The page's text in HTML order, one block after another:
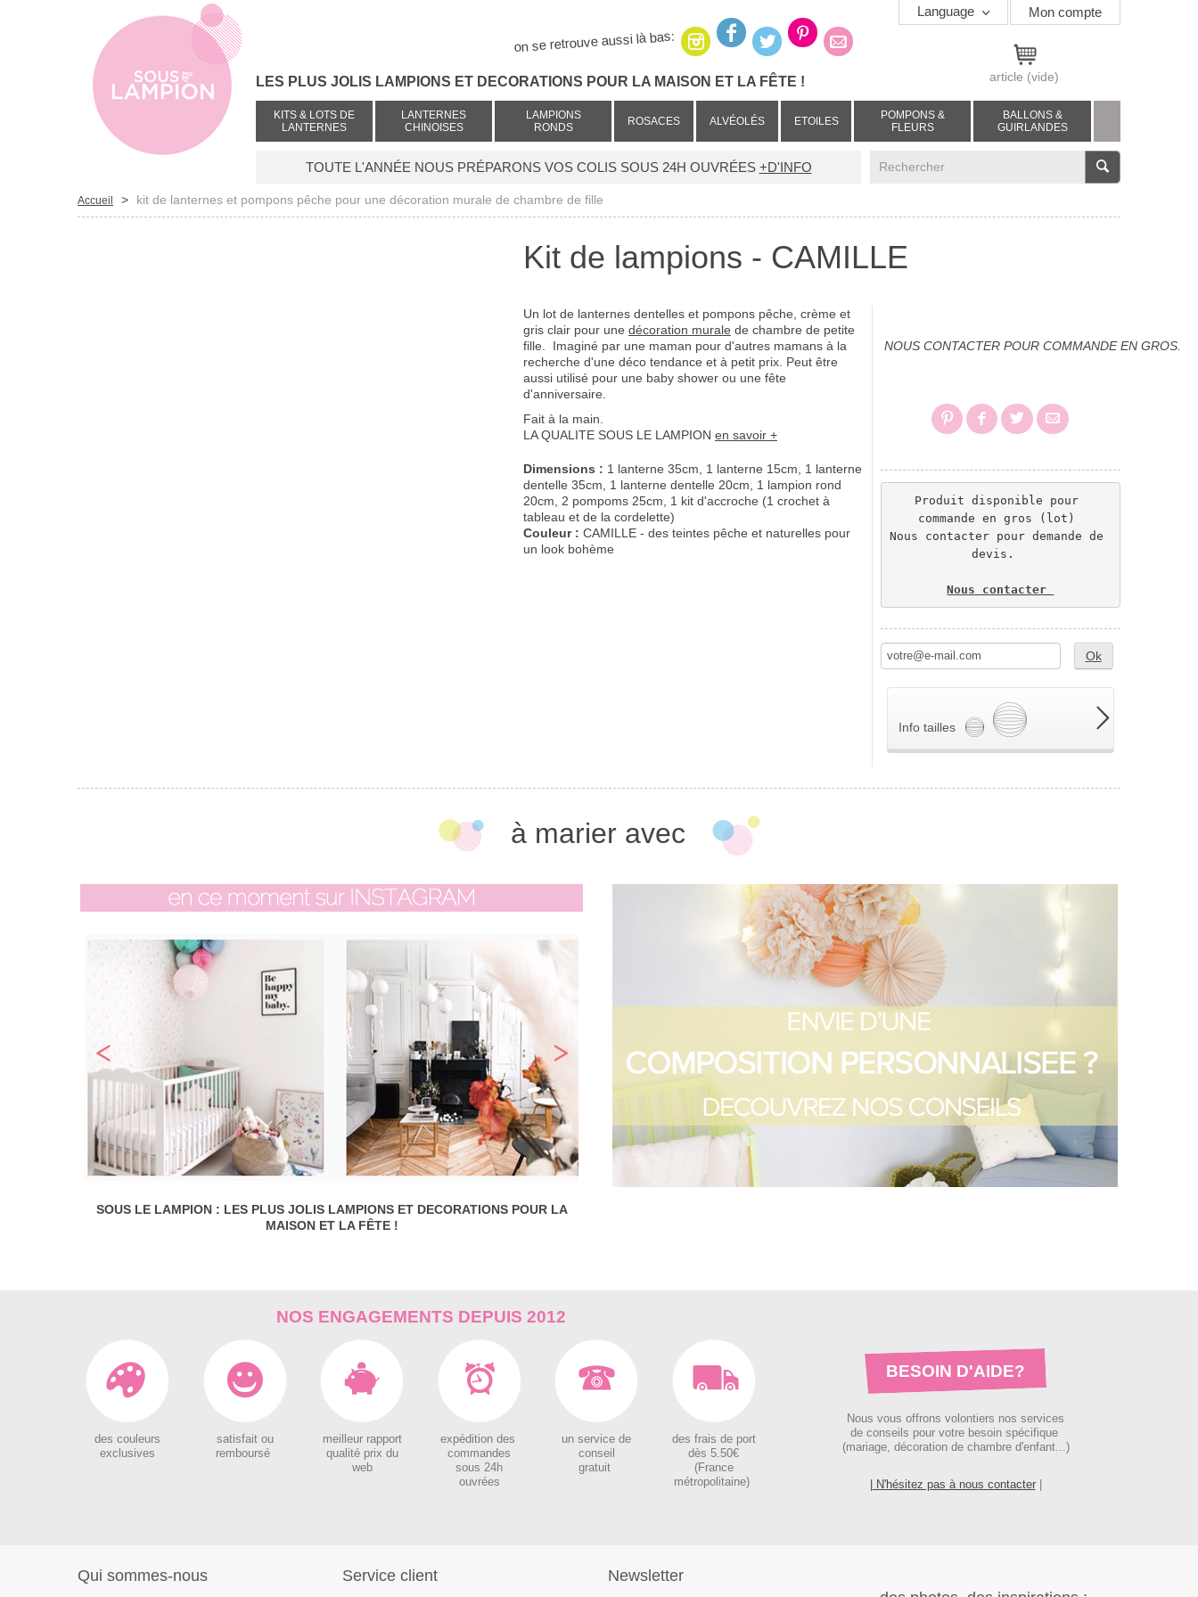
Mon compte
Language
on se retrouve aussi là bas:
LES PLUS JOLIS LAMPIONS ET DECORATIONS POUR LA MAISON ET LA FÊTE ! article (vide)
KITS & LOTS DE
LANTERNES
LANTERNES
CHINOISES
LAMPIONS
RONDS
ROSACES ALVÉOLÉS ETOILES
POMPONS &
FLEURS
BALLONS &
GUIRLANDES
TOUTE L'ANNÉE NOUS PRÉPARONS VOS COLIS SOUS 24H OUVRÉES +D'INFO V
Accueil > kit de lanternes et pompons pêche pour une décoration murale de chambre de fille
Kit de lampions - CAMILLE
Un lot de lanternes dentelles et pompons pêche, crème et
gris clair pour une décoration murale de chambre de petite
fille. Imaginé par une maman pour d'autres mamans à la
recherche d'une déco tendance et à petit prix. Peut être
aussi utilisé pour une baby shower ou une fête
d'anniversaire.
Fait à la main.
LA QUALITE SOUS LE LAMPION en savoir +
Dimensions : 1 lanterne 35cm, 1 lanterne 15cm, 1 lanterne
dentelle 35cm, 1 lanterne dentelle 20cm, 1 lampion rond
20cm, 2 pompoms 25cm, 1 kit d'accroche (1 crochet à
tableau et de la cordelette)
Couleur : CAMILLE - des teintes pêche et naturelles pour
un look bohème
NOUS CONTACTER POUR COMMANDE EN GROS.
Produit disponible pour
commande en gros (lot)
Nous contacter pour demande de
devis.
Nous contacter
Ok
Info tailles
à marier avec
SOUS LE LAMPION : LES PLUS JOLIS LAMPIONS ET DECORATIONS POUR LA
MAISON ET LA FÊTE !
NOS ENGAGEMENTS DEPUIS 2012
des couleurs
exclusives
satisfait ou
remboursé
meilleur rapport
qualité prix du
web
expédition des
commandes
sous 24h
ouvrées
un service de
conseil
gratuit
des frais de port
dès 5.50€
(France
métropolitaine)
BESOIN D'AIDE?
Nous vous offrons volontiers nos services
de conseils pour votre besoin spécifique
(mariage, décoration de chambre d'enfant...)
| N'hésitez pas à nous contacter|
Qui sommes-nous Service client
Newsletter